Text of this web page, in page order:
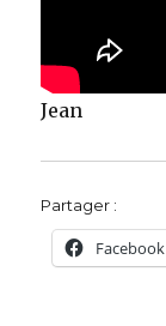
Jean
Partager :
Facebook